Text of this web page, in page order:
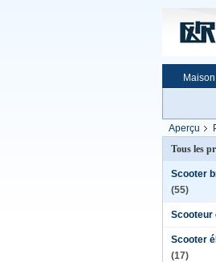
Maison
Aperçu
Tous les
Scooter
(55)
Scooteur
Scooter
(17)